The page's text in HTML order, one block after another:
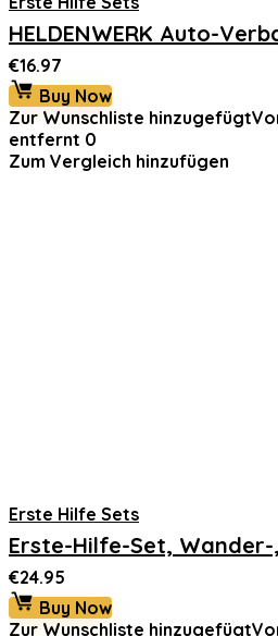
HELDENWERK Auto-
€16.97
Buy Now
Zur Wunschliste hinzugefügt
entfernt 0
Zum Vergleich hinzufügen
Erste Hilfe Sets
Erste-Hilfe-Set,
€24.95
Buy Now
Zur Wunschliste hinzugefügt